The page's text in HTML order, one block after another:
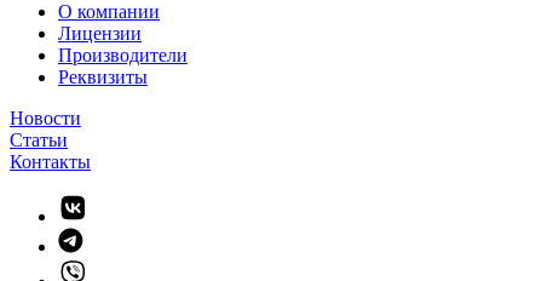
О компании
Лицензии
Производители
Реквизиты
Новости
Статьи
Контакты